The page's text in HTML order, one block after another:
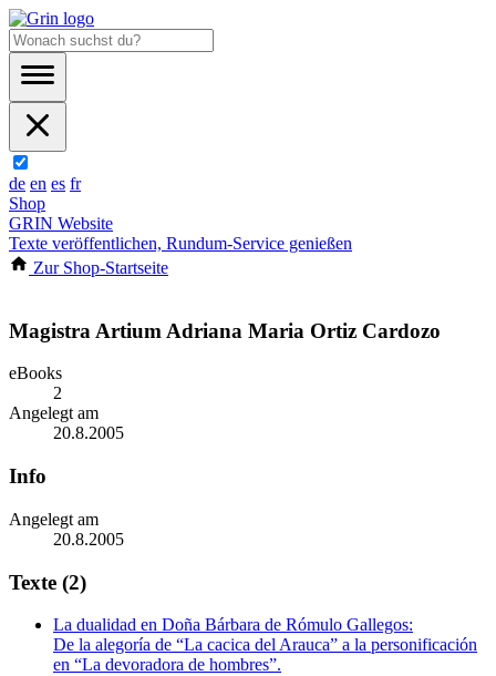
de en es fr
Shop
GRIN Website
Texte veröffentlichen, Rundum-Service genießen
Zur Shop-Startseite
Magistra Artium Adriana Maria Ortiz Cardozo
eBooks
2
Angelegt am
20.8.2005
Info
Angelegt am
20.8.2005
Texte (2)
La dualidad en Doña Bárbara de Rómulo Gallegos:
De la alegoría de “La cacica del Arauca” a la personificación
en “La devoradora de hombres”.